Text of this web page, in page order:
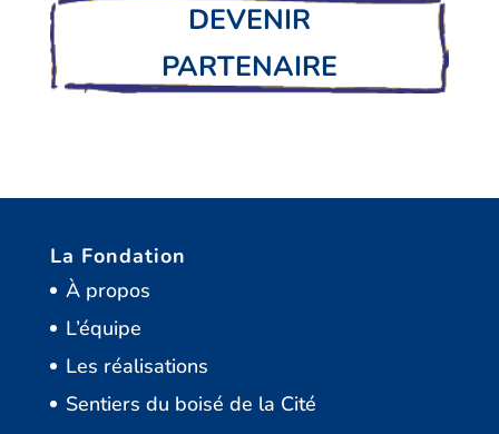
DEVENIR
PARTENAIRE
La Fondation
À propos
L’équipe
Les réalisations
Sentiers du boisé de la Cité